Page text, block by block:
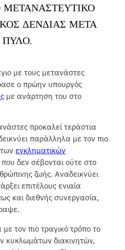
ΜΕΤΑΝΑΣΤΕΥΤΙΚΌ
ΔΈΝΔΙΑΣ ΜΕΤΆ
ΠΎΛΟ.
με τους μετανάστες
ο πρώην υπουργός
με ανάρτηση του στο
προκαλεί τεράστια
παράλληλα με τον πιο
εγκληματικών
που δεν σέβονται ούτε στο
ζωής. Αναδεικνύει
επιτέλους ενιαία
και διεθνής συνεργασία,
τον πιο τραγικό τρόπο το
κυκλωμάτων διακινητών,